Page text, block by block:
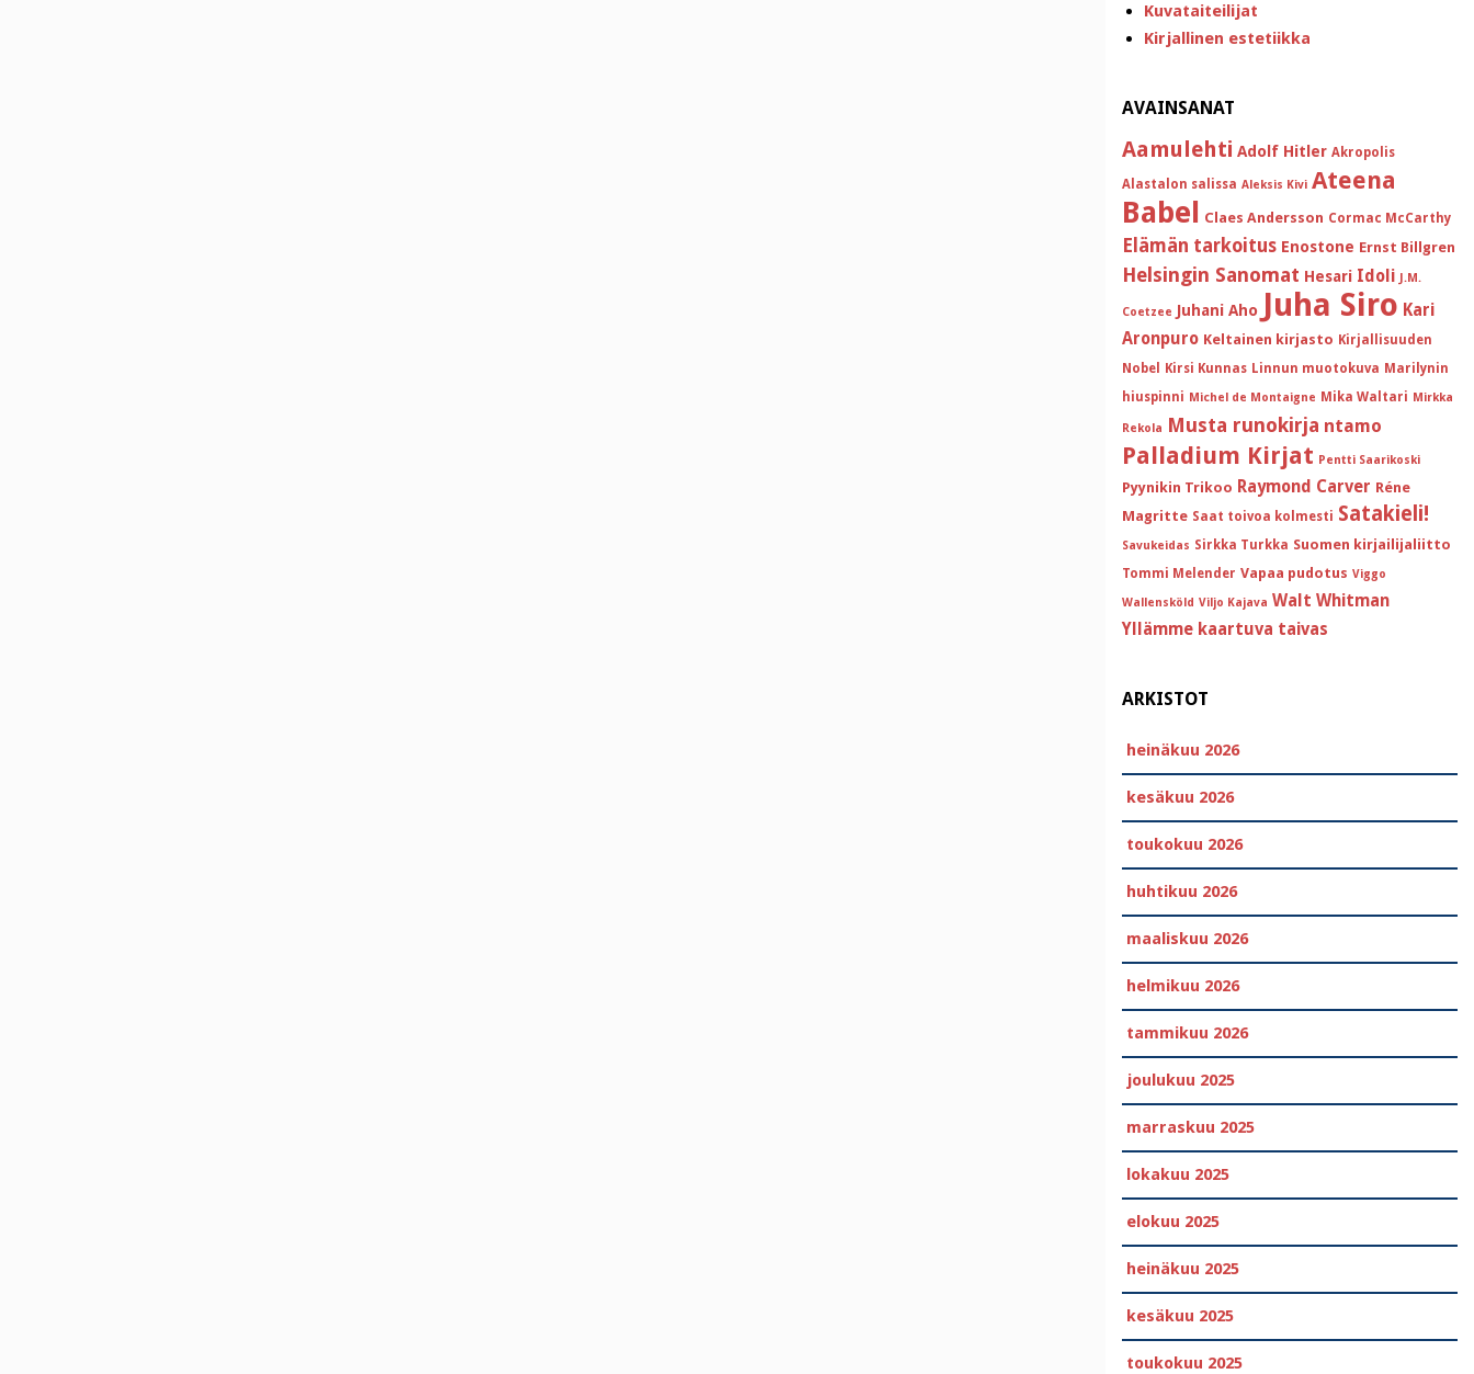
Kuvataiteilijat
Kirjallinen estetiikka
AVAINSANAT
Aamulehti Adolf Hitler Akropolis
Alastalon salissa Aleksis Kivi Ateena
Babel Claes Andersson Cormac McCarthy
Elämän tarkoitus Enostone Ernst Billgren
Helsingin Sanomat Hesari Idoli J.M.
Coetzee Juhani Aho Juha Siro Kari
Aronpuro Keltainen kirjasto Kirjallisuuden
Nobel
Kirsi Kunnas Linnun muotokuva Marilynin
hiuspinni Michel de Montaigne Mika Waltari Mirkka
Rekola Musta runokirja ntamo
Palladium Kirjat Pentti Saarikoski
Pyynikin Trikoo Raymond Carver Réne
Magritte Saat toivoa kolmesti Satakieli!
Savukeidas Sirkka Turkka Suomen kirjailijaliitto
Tommi Melender Vapaa pudotus Viggo
Wallensköld Viljo Kajava Walt Whitman
Yllämme kaartuva taivas
ARKISTOT
heinäkuu 2026
kesäkuu 2026
toukokuu 2026
huhtikuu 2026
maaliskuu 2026
helmikuu 2026
tammikuu 2026
joulukuu 2025
marraskuu 2025
lokakuu 2025
elokuu 2025
heinäkuu 2025
kesäkuu 2025
toukokuu 2025